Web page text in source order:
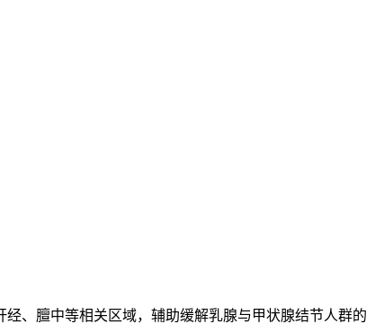
、膻中等相关区域，辅助缓解乳腺与甲状腺结节人群的